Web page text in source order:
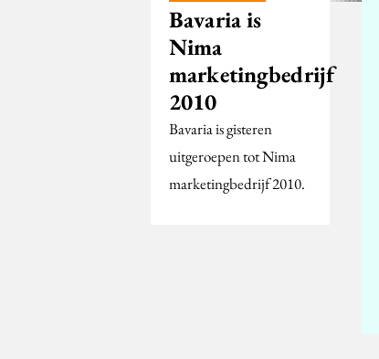
Bavaria is
Nima
marketingbedrijf
2010
Bavaria is gisteren
uitgeroepen tot Nima
marketingbedrijf 2010.